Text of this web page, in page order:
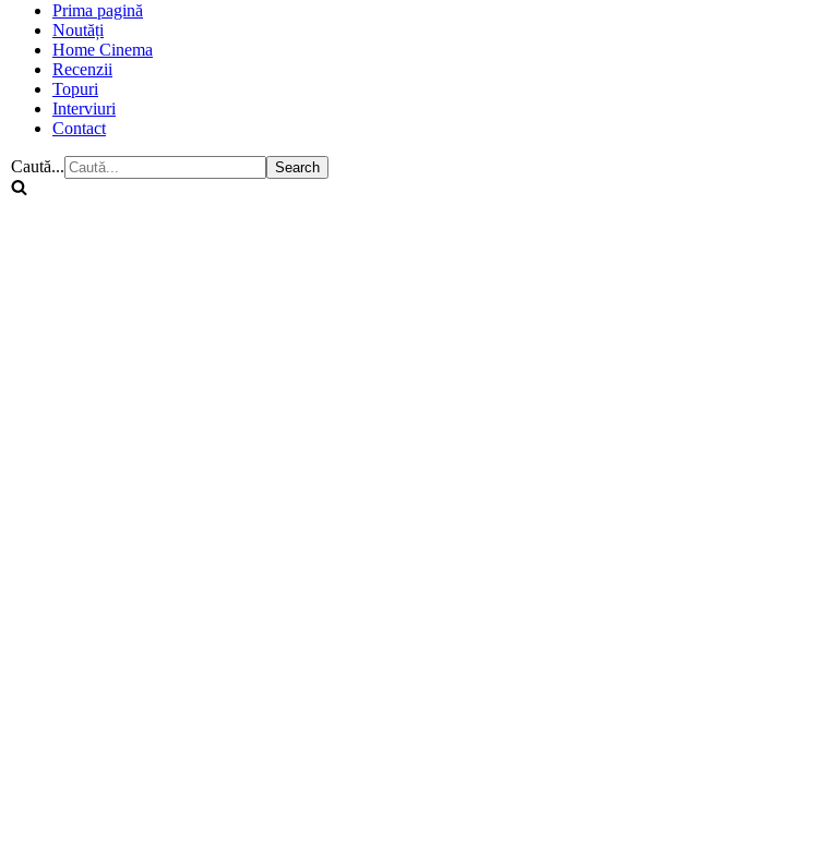
Prima pagină
Noutăți
Home Cinema
Recenzii
Topuri
Interviuri
Contact
Caută...